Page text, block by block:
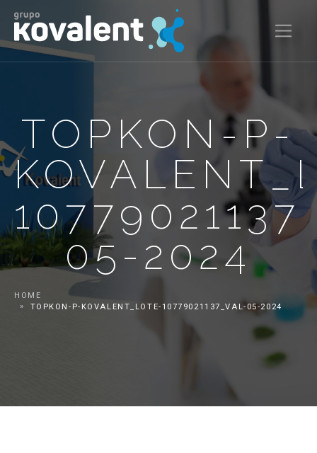
TOPKON-P-
05-2024
HOME
TOPKON-P-KOVALENT_LOTE-10779021137_VAL-05-2024